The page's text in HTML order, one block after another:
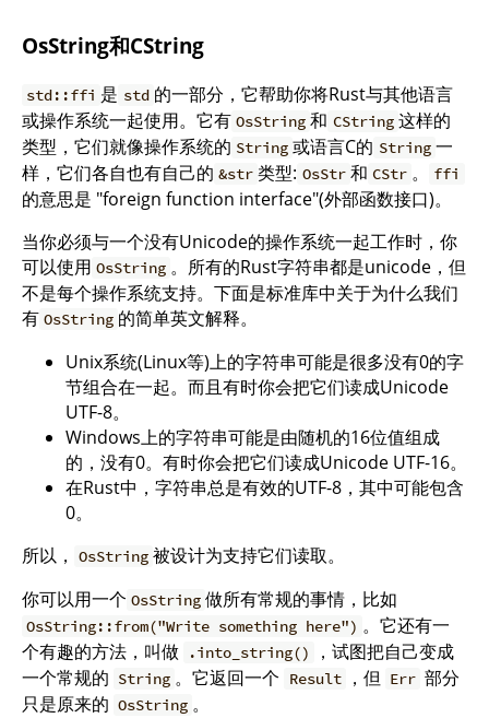
OsString和CString
std::ffi 是 std 的一部分，它帮助你将Rust与其他语言
或操作系统一起使用。它有 OsString 和 CString 这样的
类型，它们就像操作系统的 String 或语言C的 String 一
样，它们各自也有自己的 &str 类型: OsStr 和 CStr 。 ffi
的意思是 "foreign function interface"(外部函数接口)。
当你必须与一个没有Unicode的操作系统一起工作时，你
可以使用 OsString 。所有的Rust字符串都是unicode，但
不是每个操作系统支持。下面是标准库中关于为什么我们
有 OsString 的简单英文解释。
Unix系统(Linux等)上的字符串可能是很多没有0的字
节组合在一起。而且有时你会把它们读成Unicode
UTF-8。
Windows上的字符串可能是由随机的16位值组成
的，没有0。有时你会把它们读成Unicode UTF-16。
在Rust中，字符串总是有效的UTF-8，其中可能包含
0。
所以，
OsString 被设计为支持它们读取。
你可以用一个 OsString 做所有常规的事情，比如
OsString::from("Write something here") 。它还有一
个有趣的方法，叫做
.into_string()
，试图把自己变成
一个常规的 String 。它返回一个 Result ，但 Err 部分
只是原来的 OsString 。